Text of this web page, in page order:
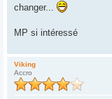
changer...
MP si intéressé
Viking
Accro